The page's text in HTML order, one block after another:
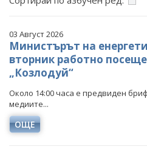
ФОТОГАЛЕРИЯ
ВИДЕОГАЛЕРИЯ
03 Август 2026
Министърът на
вторник работно
„Козлодуй“
Около 14:00 часа е предвиден
медиите...
ОЩЕ